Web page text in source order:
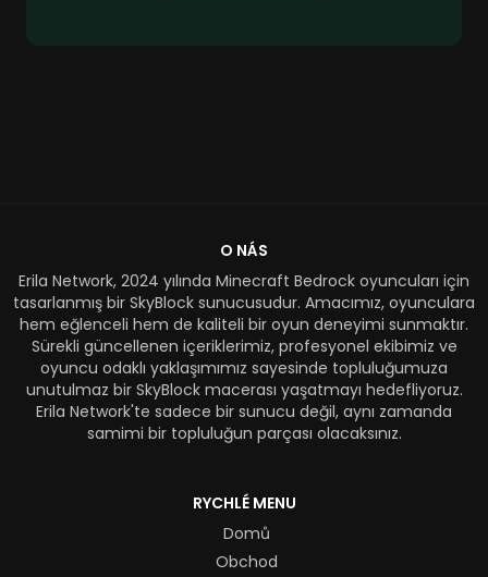
O NÁS
Erila Network, 2024 yılında Minecraft Bedrock oyuncuları için
tasarlanmış bir SkyBlock sunucusudur. Amacımız, oyunculara
hem eğlenceli hem de kaliteli bir oyun deneyimi sunmaktır.
Sürekli güncellenen içeriklerimiz, profesyonel ekibimiz ve
oyuncu odaklı yaklaşımımız sayesinde topluluğumuza
unutulmaz bir SkyBlock macerası yaşatmayı hedefliyoruz.
Erila Network'te sadece bir sunucu değil, aynı zamanda
samimi bir topluluğun parçası olacaksınız.
RYCHLÉ MENU
Domů
Obchod